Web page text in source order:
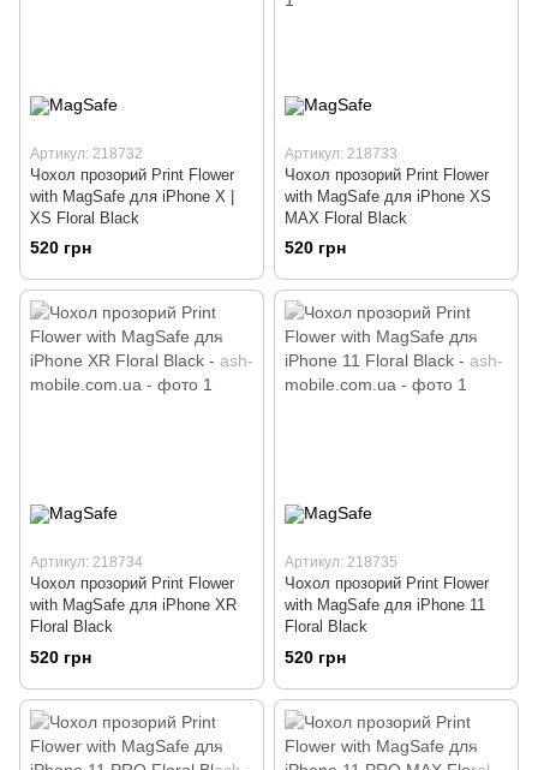
Артикул: 218732
Чохол прозорий Print Flower
with MagSafe для iPhone X |
XS Floral Black
520 грн
Артикул: 218733
Чохол прозорий Print Flower
with MagSafe для iPhone XS
MAX Floral Black
520 грн
Артикул: 218734
Чохол прозорий Print Flower
with MagSafe для iPhone XR
Floral Black
520 грн
Артикул: 218735
Чохол прозорий Print Flower
with MagSafe для iPhone 11
Floral Black
520 грн